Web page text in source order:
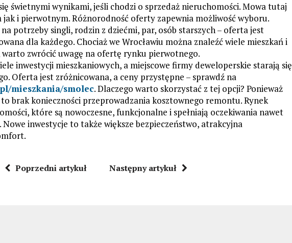
świetnymi wynikami, jeśli chodzi o sprzedaż nieruchomości. Mowa tutaj
i pierwotnym. Różnorodność oferty zapewnia możliwość wyboru.
potrzeby singli, rodzin z dziećmi, par, osób starszych – oferta jest
dla każdego. Chociaż we Wrocławiu można znaleźć wiele mieszkań i
zwrócić uwagę na ofertę rynku pierwotnego.
inwestycji mieszkaniowych, a miejscowe firmy deweloperskie starają się
Oferta jest zróżnicowana, a ceny przystępne – sprawdź na
mieszkania/smolec. Dlaczego warto skorzystać z tej opcji? Ponieważ
brak konieczności przeprowadzania kosztownego remontu. Rynek
które są nowoczesne, funkcjonalne i spełniają oczekiwania nawet
inwestycje to także większe bezpieczeństwo, atrakcyjna
Poprzedni artykuł Następny artykuł